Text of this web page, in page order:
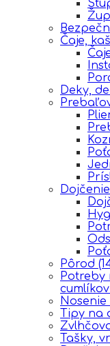
Čaje,
Deky,
Dojčenie
Pôrod
Potreby
cumlíkov
Tipy na
Tašky,